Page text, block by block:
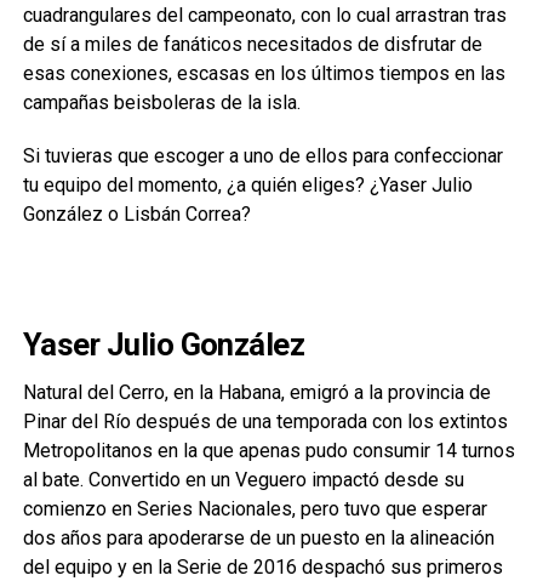
cuadrangulares del campeonato, con lo cual arrastran tras
de sí a miles de fanáticos necesitados de disfrutar de
esas conexiones, escasas en los últimos tiempos en las
campañas beisboleras de la isla.
Si tuvieras que escoger a uno de ellos para confeccionar
tu equipo del momento, ¿a quién eliges? ¿Yaser Julio
González o Lisbán Correa?
Yaser Julio González
Natural del Cerro, en la Habana, emigró a la provincia de
Pinar del Río después de una temporada con los extintos
Metropolitanos en la que apenas pudo consumir 14 turnos
al bate. Convertido en un Veguero impactó desde su
comienzo en Series Nacionales, pero tuvo que esperar
dos años para apoderarse de un puesto en la alineación
del equipo y en la Serie de 2016 despachó sus primeros